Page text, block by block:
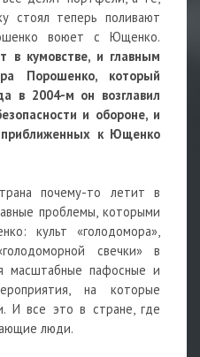
стоял теперь поливают
воюет с Ющенко.
в кумовстве, и главным
Порошенко, который
в 2004-м он возглавил
и обороне, и
к Ющенко
почему-то летит в
проблемы, которыми
культ «голодомора»,
свечки» в
масштабные пафосные и
на которые
И все это в стране, где
люди.